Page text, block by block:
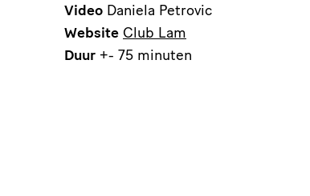
Video Daniela Petrovic
Website Club Lam
Duur +- 75 minuten